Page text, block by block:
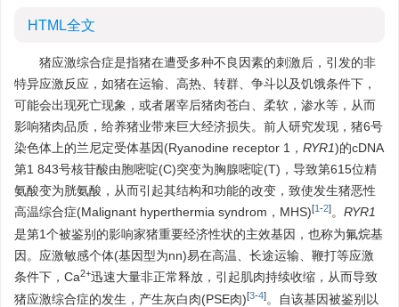
HTML全文
猪应激综合症是指猪在遭受多种不良因素的刺激后，引发的非
特异应激反应，如猪在运输、高热、转群、争斗以及饥饿条件下，
可能会出现死亡现象，或者屠宰后猪肉苍白、柔软，渗水等，从而
影响猪肉品质，给养猪业带来巨大经济损失。前人研究发现，猪6号
染色体上的兰尼定受体基因(Ryanodine receptor 1， RYR1)的cDNA
第1 843号核苷酸由胞嘧啶(C)突变为胸腺嘧啶(T)，导致第615位精
氨酸变为胱氨酸，从而引起其结构和功能的改变，致使发生猪恶性
高温综合症(Malignant hyperthermia syndrom，MHS)[1-2]。 RYR1
是第1个被鉴别的影响家猪重要经济性状的主效基因，也称为氟烷基
因。应激敏感个体(基因型为nn)易在高温、长途运输、鞭打等应激
条件下，Ca2+迅速大量非正常释放，引起肌肉持续收缩，从而导致
猪应激综合症的发生，产生灰白肉(PSE肉)[3-4]。自该基因被鉴别以